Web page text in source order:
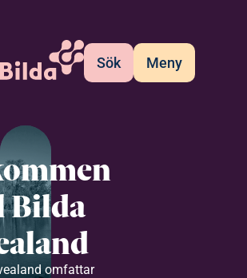
Sök Meny
Bilda
omfattar